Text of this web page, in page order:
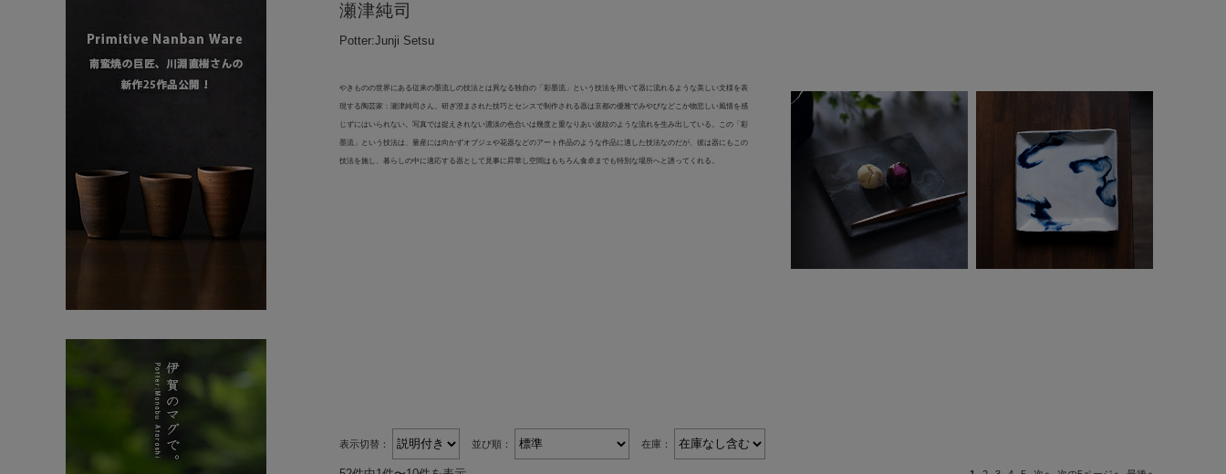
瀬津純司
Potter:Junji Setsu
やきものの世界にある従来の墨流しの技法とは異なる独自の「彩墨流」という技法を用いて器に流れるような美しい文様を表
現する陶芸家：瀬津純司さん。研ぎ澄まされた技巧とセンスで制作される器は京都の優雅でみやびなどこか物悲しい風情を感
じずにはいられない。写真では捉えきれない濃淡の色合いは幾度と重なりあい波紋のような流れを生み出している。この「彩
墨流」という技法は、量産には向かずオブジェや花器などのアート作品のような作品に適した技法なのだが、彼は器にもこの
技法を施し、暮らしの中に適応する器として見事に昇華し空間はもちろん食卓までも特別な場所へと誘ってくれる。
表示切替： 並び順： 在庫：